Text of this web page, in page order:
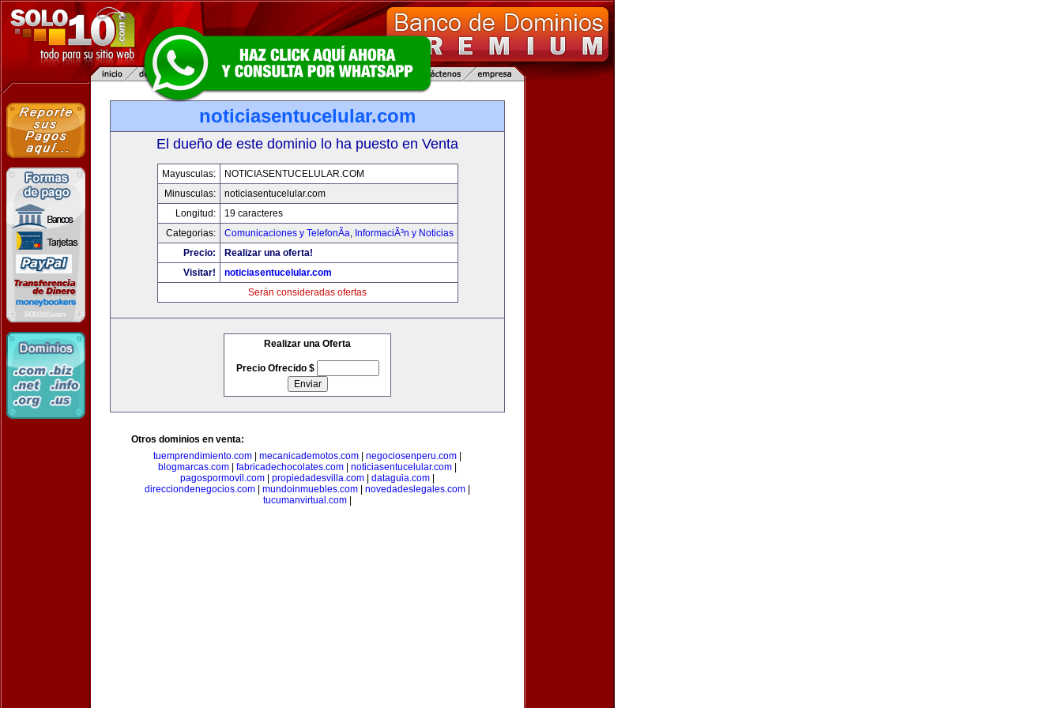
noticiasentucelular.com
El dueño de este dominio lo ha puesto en Venta
Mayusculas:
NOTICIASENTUCELULAR.COM
Minusculas:
noticiasentucelular.com
Longitud:
19 caracteres
Categorias:
Comunicaciones y TelefonÃ­a, InformaciÃ³n y Noticias
Precio:
Realizar una oferta!
Visitar!
noticiasentucelular.com
Serán consideradas ofertas
Realizar una Oferta
Precio Ofrecido $
Otros dominios en venta:
tuemprendimiento.com
mecanicademotos.com negociosenperu.com
blogmarcas.com
fabricadechocolates.com noticiasentucelular.com
pagospormovil.com
propiedadesvilla.com dataguia.com
direcciondenegocios.com
mundoinmuebles.com novedadeslegales.com
tucumanvirtual.com